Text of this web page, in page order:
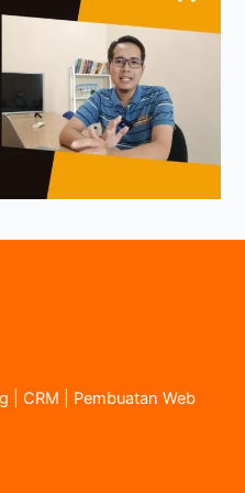
| CRM | Pembuatan Web